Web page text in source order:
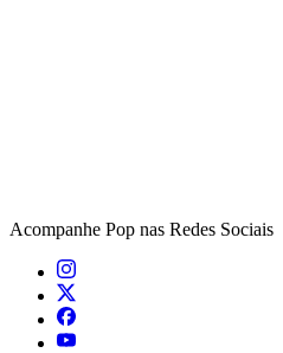
Acompanhe Pop nas Redes Sociais